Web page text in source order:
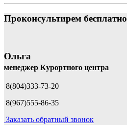
Проконсультирем бесплатно
Ольга
менеджер Курортного центра
8(804)333-73-20
8(967)555-86-35
Заказать обратный звонок